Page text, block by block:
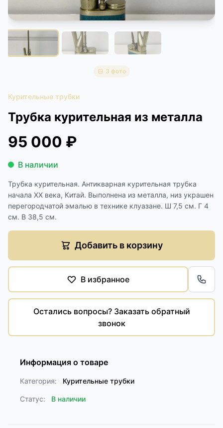
3 фото
Курительные трубки
Трубка курительная из металла
95 000 ₽
В наличии
Трубка курительная. Антикварная курительная трубка
начала XX века, Китай. Выполнена из металла, низ украшен
перегородчатой эмалью в технике клуазане. Ш 7,5 см. Г 4
см. В 38,5 см.
Добавить в корзину
В избранное
Остались вопросы? Заказать обратный
звонок
Информация о товаре
Категория: Курительные трубки
Статус: В наличии